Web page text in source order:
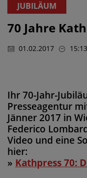
JUBILÄUM
70 Jahre
01.02.2017 15:13
Ihr 70-Jahr-
Presseagentur
Jänner 2017 in
Federico
Video und eine
hier:
» Kathpress 70: